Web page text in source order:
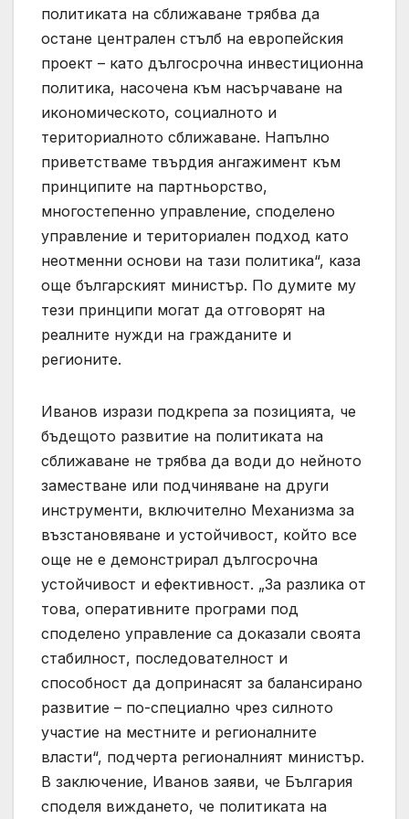
политиката на сближаване трябва да
остане централен стълб на европейския
проект – като дългосрочна инвестиционна
политика, насочена към насърчаване на
икономическото, социалното и
териториалното сближаване. Напълно
приветстваме твърдия ангажимент към
принципите на партньорство,
многостепенно управление, споделено
управление и териториален подход като
неотменни основи на тази политика“, каза
още българският министър. По думите му
тези принципи могат да отговорят на
реалните нужди на гражданите и
регионите.
Иванов изрази подкрепа за позицията, че
бъдещото развитие на политиката на
сближаване не трябва да води до нейното
заместване или подчиняване на други
инструменти, включително Механизма за
възстановяване и устойчивост, който все
още не е демонстрирал дългосрочна
устойчивост и ефективност. „За разлика от
това, оперативните програми под
споделено управление са доказали своята
стабилност, последователност и
способност да допринасят за балансирано
развитие – по-специално чрез силното
участие на местните и регионалните
власти“, подчерта регионалният министър.
В заключение, Иванов заяви, че България
споделя виждането, че политиката на